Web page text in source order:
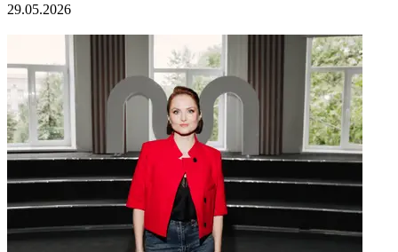
29.05.2026